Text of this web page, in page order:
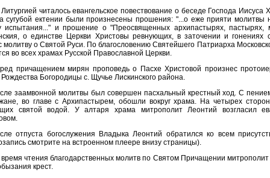
читалось евангельское повествование о беседе Господа
сугубой ектении были произнесены прошения: "...о еже прияти молитвы
испытания..." и прошение о "Преосвященных архипастырях,
о единстве Церкви Христовы ревнующих, в заточении и гонениях
молитву о Святой Руси. По благословению Святейшего Патриарха
во всех храмах Русской Православной Церкви.
причащением мирян проповедь о Пасхе Христовой произнес
Богородицы с. Щучье Лискинского района.
заамвонной молитвы был совершен пасхальный крестный ход. С
во главе с Архипастырем, обошли вокруг храма. На четырех
святой водой. У алтаря храма митрополит Леонтий возгласил
отпуста богослужения Владыка Леонтий обратился ко всем
смотрите на встроенном плеере внизу страницы).
чтения благодарственных молитв по Святом Причащении
крест.